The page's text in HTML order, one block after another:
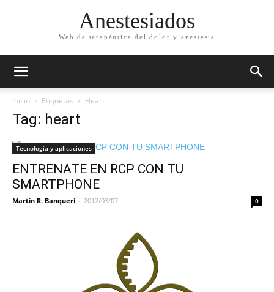
Anestesiados
Web de terapéutica del dolor y anestesia
Inicio Etiquetas Heart
Tag: heart
Tecnología y aplicaciones
ENTRENATE EN RCP CON TU
SMARTPHONE
Martín R. Banqueri - 2012/03/07 0